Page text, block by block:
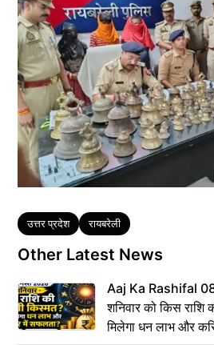
Tags
उत्तर प्रदेश रायबरेली
Other Latest News
Aaj Ka Rashifal
शनिवार को किस
मिलेगा धन लाभ और